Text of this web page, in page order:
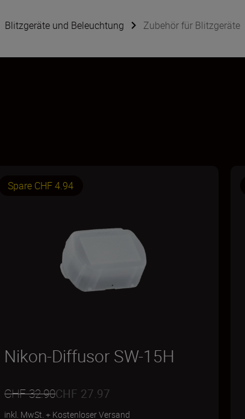
Blitzgeräte und Beleuchtung Zubehör für Blitzgeräte
Spare CHF 4.94
Nikon-Diffusor SW-15H
CHF 32.90CHF 27.97
inkl. MwSt. + Kostenloser Versand